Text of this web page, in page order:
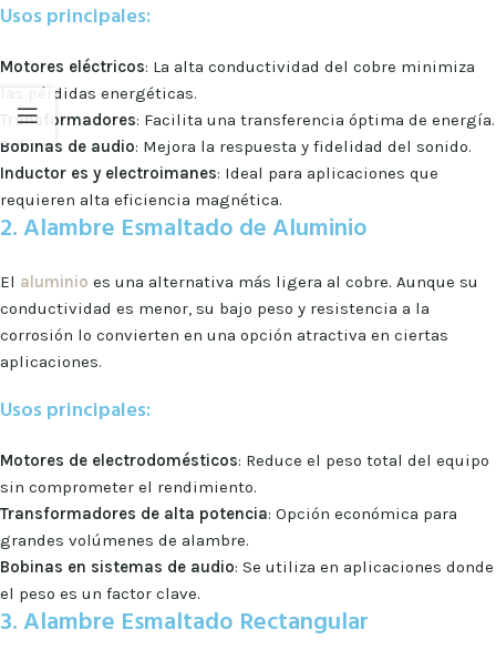
Usos principales:
Motores eléctricos: La alta conductividad del cobre minimiza
las pérdidas energéticas.
Transformadores: Facilita una transferencia óptima de energía.
Bobinas de audio: Mejora la respuesta y fidelidad del sonido.
Inductor es y electroimanes: Ideal para aplicaciones que
requieren alta eficiencia magnética.
2. Alambre Esmaltado de Aluminio
El aluminio es una alternativa más ligera al cobre. Aunque su
conductividad es menor, su bajo peso y resistencia a la
corrosión lo convierten en una opción atractiva en ciertas
aplicaciones.
Usos principales:
Motores de electrodomésticos: Reduce el peso total del equipo
sin comprometer el rendimiento.
Transformadores de alta potencia: Opción económica para
grandes volúmenes de alambre.
Bobinas en sistemas de audio: Se utiliza en aplicaciones donde
el peso es un factor clave.
3. Alambre Esmaltado Rectangular